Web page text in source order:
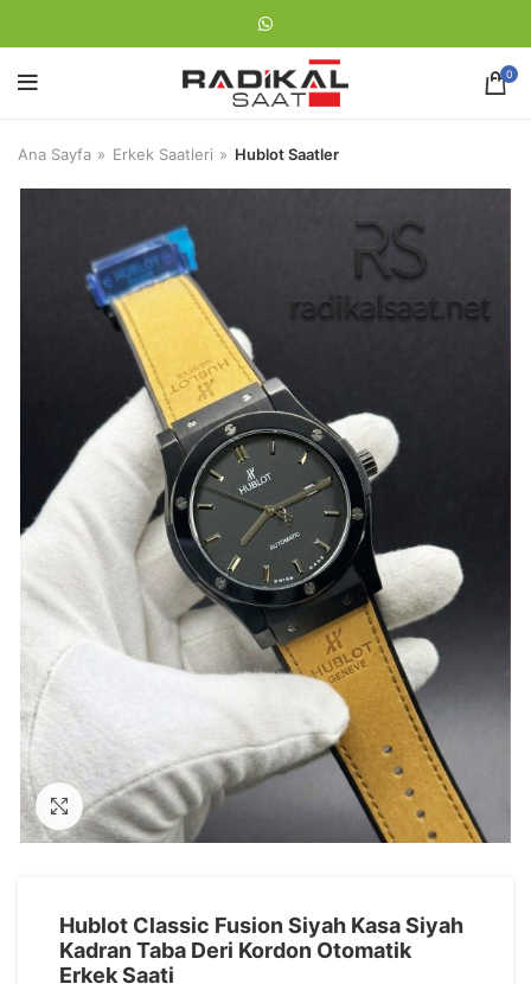
0
Ana Sayfa Erkek Saatleri Hublot Saatler
Görseli Büyütün
Hublot Classic Fusion Siyah Kasa Siyah
Kadran Taba Deri Kordon Otomatik
Erkek Saati